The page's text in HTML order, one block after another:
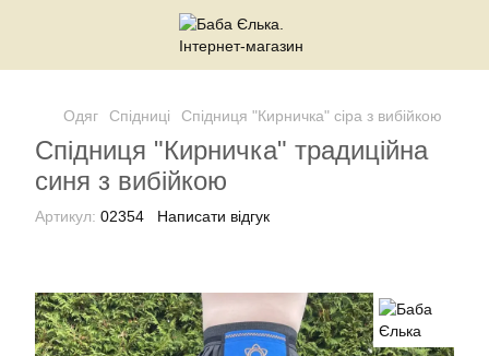
Одяг Спідниці Спідниця "Кирничка" сіра з вибійкою
Спідниця "Кирничка" традиційна
синя з вибійкою
Артикул: 02354 Написати відгук